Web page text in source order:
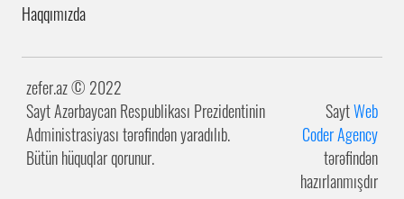
Haqqımızda
zefer.az ©️ 2022
Sayt Azərbaycan Respublikası Prezidentinin
Administrasiyası tərəfindən yaradılıb.
Bütün hüquqlar qorunur.
SaytWeb
Coder Agency
tərəfindən
hazırlanmışdır